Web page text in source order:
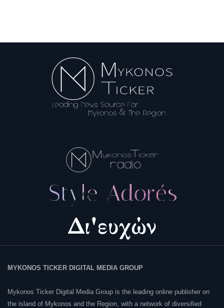
MYKONOS TICKER DIGITAL MEDIA GROUP
Mykonos Ticker Digital Media Group is the leading online publisher on
the island of Mykonos and the Region, with a network of diversified